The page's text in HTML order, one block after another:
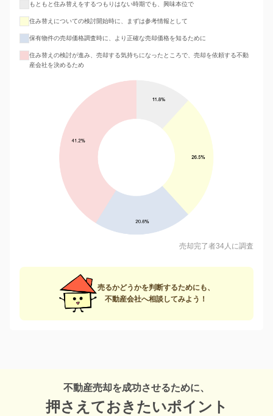
もともと住み替えをするつもりはない時期でも、興味本位で
住み替えについての検討開始時に、まずは参考情報として
保有物件の売却価格調査時に、より正確な売却価格を知るために
住み替えの検討が進み、売却する気持ちになったところで、売却を依頼する不動
産会社を決めるため
売却完了者34人に調査
売るかどうかを判断するためにも、
不動産会社へ相談してみよう！
不動産売却を成功させるために、
押さえておきたいポイント